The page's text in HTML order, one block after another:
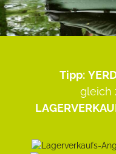
Tipp:
gleich